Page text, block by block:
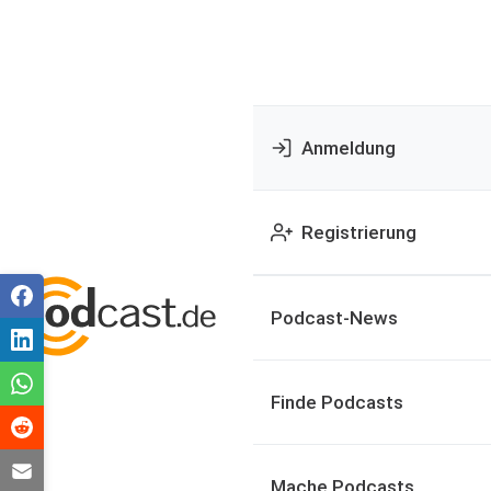
Anmeldung
Registrierung
Podcast-News
Finde Podcasts
Mache Podcasts